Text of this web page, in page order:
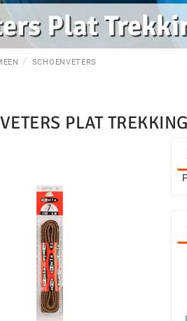
Plat
SCHOENVETERS
PLAT